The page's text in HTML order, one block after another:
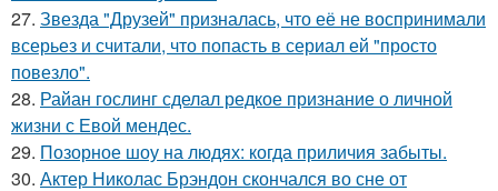
27. Звезда "Друзей" призналась, что её не воспринимали
всерьез и считали, что попасть в сериал ей "просто
повезло".
28. Райан гослинг сделал редкое признание о личной
жизни с Евой мендес.
29. Позорное шоу на людях: когда приличия забыты.
30. Актер Николас Брэндон скончался во сне от